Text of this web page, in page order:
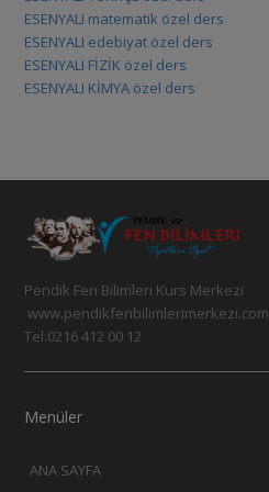
ESENYALI matematik özel ders
ESENYALI edebiyat özel ders
ESENYALI FİZİK özel ders
ESENYALI KİMYA özel ders
Pendik Fen Bilimleri Kurs Merkezi
www.pendikfenbilimlerimerkezi.com
Tel:0216 412 00 12
Menüler
ANA SAYFA